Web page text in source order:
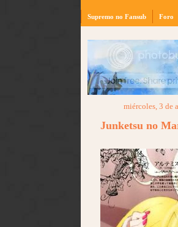
Supremo no Fansub Foro
miércoles, 3 de
Junketsu no